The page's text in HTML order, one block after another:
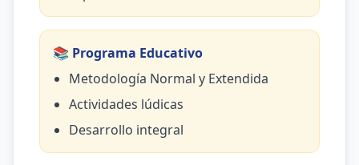
📚 Programa Educativo
Metodología Normal y Extendida
Actividades lúdicas
Desarrollo integral